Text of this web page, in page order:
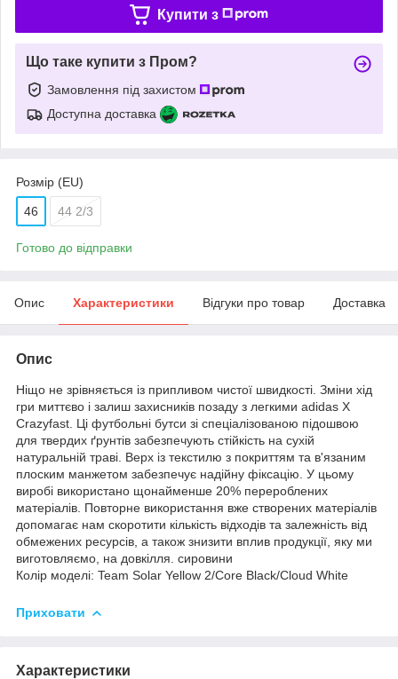
Купити з
Що таке купити з Пром?
Замовлення під захистом
Доступна доставка
Розмір (EU)
46 44 2/3
Готово до відправки
Опис Характеристики Відгуки про товар Доставка
Опис
Ніщо не зрівняється із припливом чистої швидкості. Зміни хід
гри миттєво і залиш захисників позаду з легкими adidas X
Crazyfast. Ці футбольні бутси зі спеціалізованою підошвою
для твердих ґрунтів забезпечують стійкість на сухій
натуральній траві. Верх із текстилю з покриттям та в'язаним
плоским манжетом забезпечує надійну фіксацію. У цьому
виробі використано щонайменше 20% перероблених
матеріалів. Повторне використання вже створених матеріалів
допомагає нам скоротити кількість відходів та залежність від
обмежених ресурсів, а також знизити вплив продукції, яку ми
виготовляємо, на довкілля. сировини
Колір моделі: Team Solar Yellow 2/Core Black/Cloud White
Приховати
Характеристики